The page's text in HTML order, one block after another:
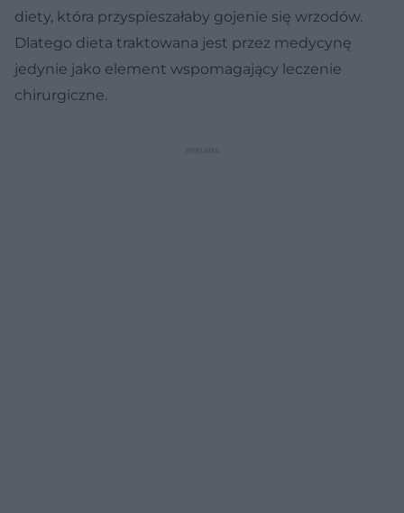
diety, która przyspieszałaby gojenie się wrzodów.
Dlatego dieta traktowana jest przez medycynę
jedynie jako element wspomagający leczenie
chirurgiczne.